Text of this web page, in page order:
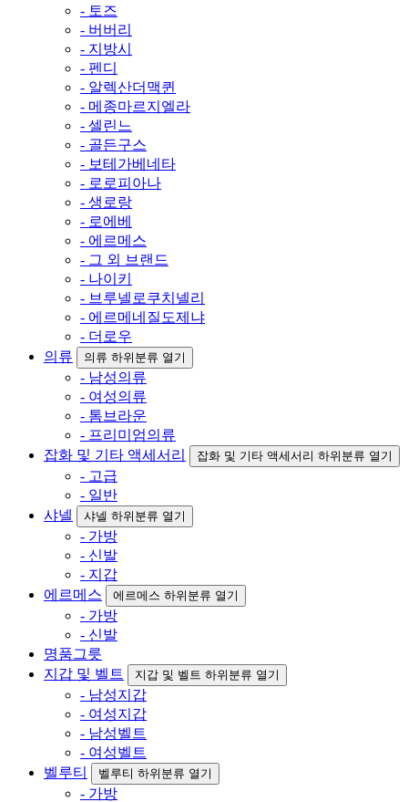
- 토즈
- 버버리
- 지방시
- 펜디
- 알렉산더맥퀸
- 메종마르지엘라
- 셀린느
- 골든구스
- 보테가베네타
- 로로피아나
- 생로랑
- 로에베
- 에르메스
- 그 외 브랜드
- 나이키
- 브루넬로쿠치넬리
- 에르메네질도제냐
- 더로우
의류
의류 하위분류 열기
- 남성의류
- 여성의류
- 톰브라운
- 프리미엄의류
잡화 및 기타 액세서리
잡화 및 기타 액세서리 하위분류 열기
- 고급
- 일반
샤넬
샤넬 하위분류 열기
- 가방
- 신발
- 지갑
에르메스
에르메스 하위분류 열기
- 가방
- 신발
명품그릇
지갑 및 벨트
지갑 및 벨트 하위분류 열기
- 남성지갑
- 여성지갑
- 남성벨트
- 여성벨트
벨루티
벨루티 하위분류 열기
- 가방